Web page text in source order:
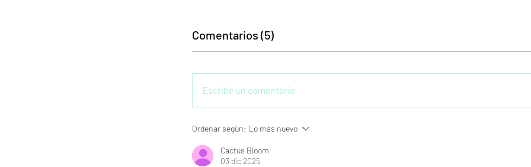
Comentarios (5)
Escribe un comentario
Ordenar según: Lo más nuevo
Cactus Bloom
03 dic 2025